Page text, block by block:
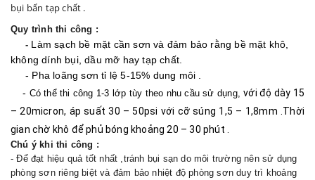
bụi bẩn tạp chất .
Quy trình thi công :
- Làm sạch bề mặt cần sơn và đảm bảo rằng bề mặt khô,
không dính bụi, dầu mỡ hay tạp chất.
- Pha loãng sơn tỉ lệ 5-15% dung môi .
- Có thể thi công 1-3 lớp tùy theo nhu cầu sử dụng, với độ dày 15
– 20micron, áp suất 30 – 50psi với cỡ súng 1,5 – 1,8mm .Thời
gian chờ khô để phủ bóng khoảng 20 – 30 phút .
Chú ý khi thi công :
- Để đạt hiệu quả tốt nhất ,tránh bụi sạn do môi trường nên sử dụng
phòng sơn riêng biệt và đảm bảo nhiệt độ phòng sơn duy trì khoảng